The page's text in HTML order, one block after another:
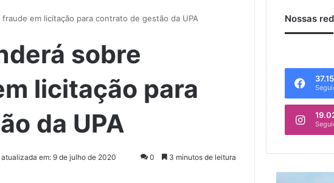
em licitação para contrato de gestão da UPA
sobre
licitação para
da UPA
em: 9 de julho de 2020 0 3 minutos de leitura
Nossas